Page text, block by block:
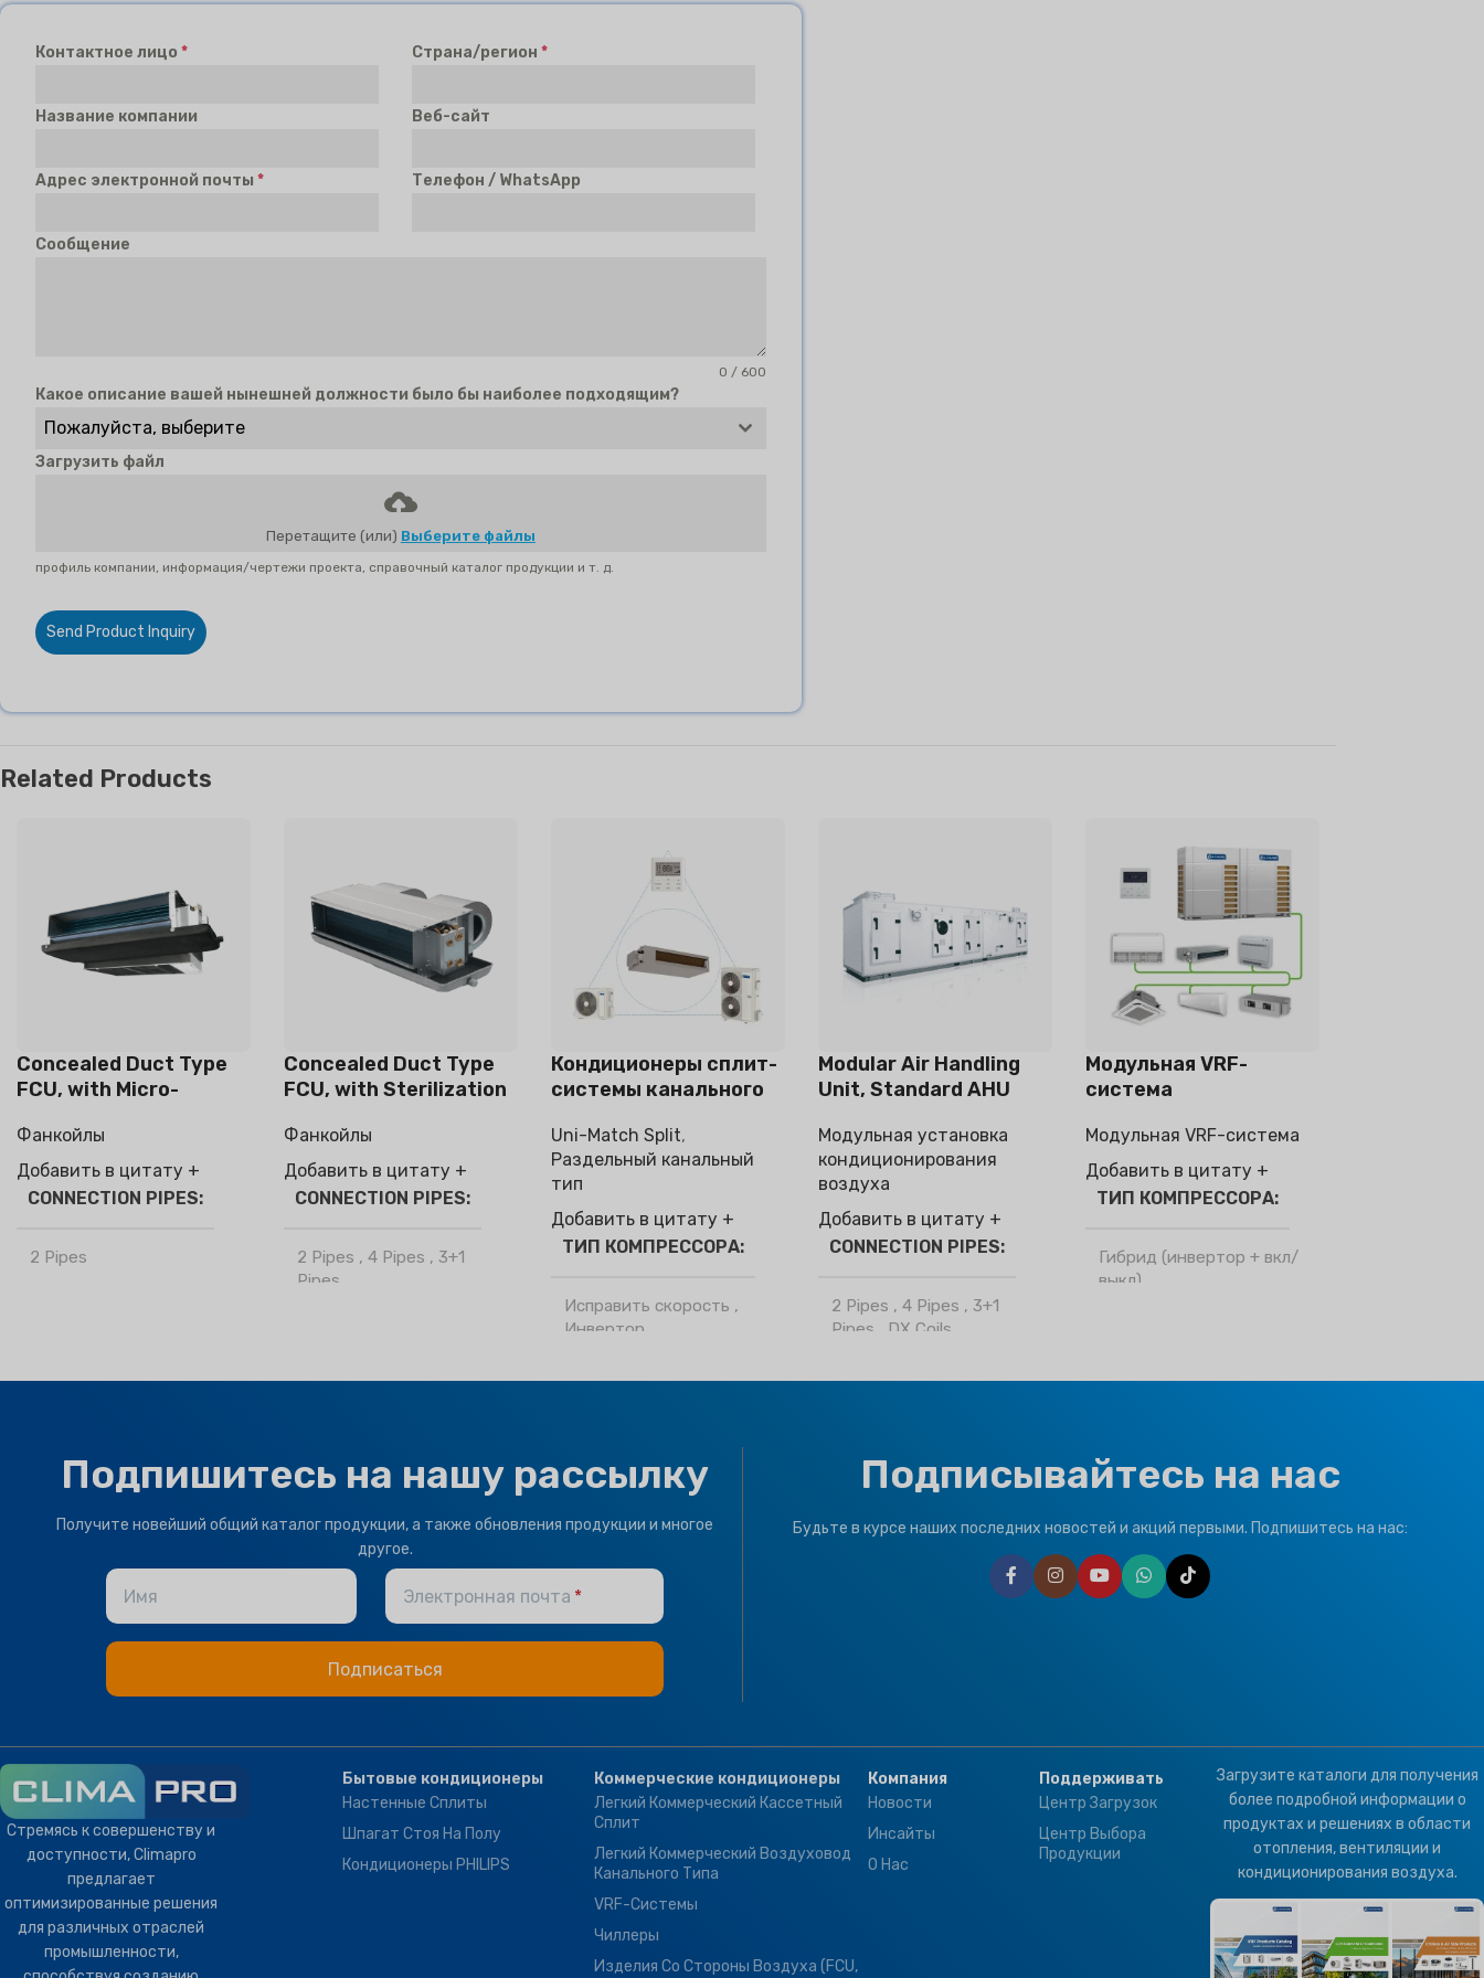
Контактное лицо * Страна/регион *
Название компании Веб-сайт
Адрес электронной почты * Телефон / WhatsApp
Сообщение
0 / 600
Какое описание вашей нынешней должности было бы наиболее подходящим?
Пожалуйста, выберите
Загрузить файл
Перетащите (или) Выберите файлы
профиль компании, информация/чертежи проекта, справочный каталог продукции и т. д.
Send Product Inquiry
Related Products
Concealed Duct Type
FCU, with Micro-
module
Фанкойлы
Добавить в цитату +
CONNECTION PIPES
2 Pipes
OPTIONAL FUNCTION
Thermostat Controller
Concealed Duct Type
FCU, with Sterilization
Function
Фанкойлы
Добавить в цитату +
CONNECTION PIPES
2 Pipes , 4 Pipes , 3+1
Pipes
Motorized Valves &
Thermostat Controller
Кондиционеры сплит-
системы канального
Uni-Match Split,
Раздельный канальный
тип
Добавить в цитату +
ТИП КОМПРЕССОРА
Исправить скорость ,
Инвертор
T1 Нормальное
состояние
Тропический
Климапро
Modular Air Handling
Unit, Standard AHU
Модульная установка
кондиционирования
воздуха
Добавить в цитату +
CONNECTION PIPES
2 Pipes , 4 Pipes , 3+1
Pipes
DX Coils
OPTIONAL FUNCTION
Valves & Thermostat
Модульная VRF-
система
Модульная VRF-система
Добавить в цитату +
ТИП КОМПРЕССОРА
Гибрид (инвертор + вкл/
выкл)
T1 Нормальное
состояние ,T3
БРЕНД Климапро
Подпишитесь на нашу рассылку
Получите новейший общий каталог продукции, а также обновления продукции и многое
другое.
Имя Электронная почта
Подписывайтесь на нас
Будьте в курсе наших последних новостей и акций первыми. Подпишитесь на нас:
Стремясь к совершенству и
доступности, Climapro
предлагает
оптимизированные решения
для различных отраслей
промышленности,
Бытовые кондиционеры
Настенные Сплиты
Шпагат Стоя На Полу
Кондиционеры PHILIPS
Коммерческие кондиционеры
Легкий Коммерческий Кассетный
Сплит
Легкий Коммерческий Воздуховод
Канального Типа
VRF-Системы
Чиллеры
Изделия Со Стороны Воздуха (FCU,
Компания
Новости
Инсайты
О Нас
Поддерживать
Центр Загрузок
Центр Выбора
Продукции
Загрузите каталоги для получения
более подробной информации о
продуктах и решениях в области
отопления, вентиляции и
кондиционирования воздуха.